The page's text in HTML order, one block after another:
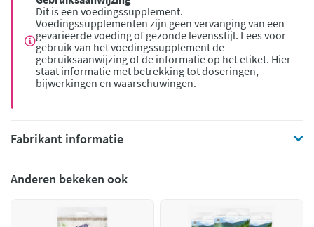
Dit is een voedingssupplement.
Voedingssupplementen zijn geen vervanging van een
gevarieerde voeding of gezonde levensstijl. Lees voor
gebruik van het voedingssupplement de
gebruiksaanwijzing of de informatie op het etiket. Hier
staat informatie met betrekking tot doseringen,
bijwerkingen en waarschuwingen.
Fabrikant informatie
Anderen bekeken ook